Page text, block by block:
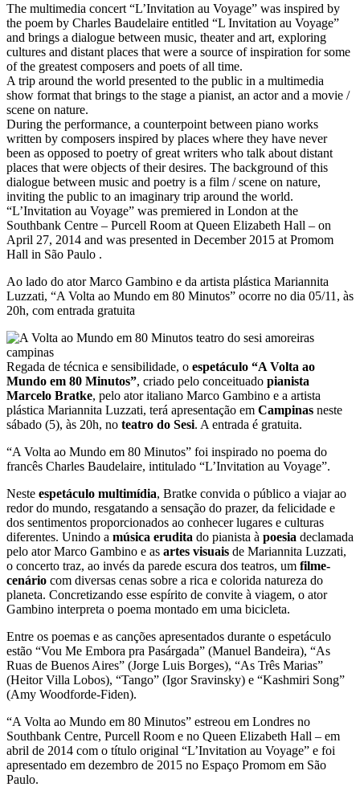
The multimedia concert “L’Invitation au Voyage” was inspired by
the poem by Charles Baudelaire entitled “L Invitation au Voyage”
and brings a dialogue between music, theater and art, exploring
cultures and distant places that were a source of inspiration for some
of the greatest composers and poets of all time.
A trip around the world presented to the public in a multimedia
show format that brings to the stage a pianist, an actor and a movie /
scene on nature.
During the performance, a counterpoint between piano works
written by composers inspired by places where they have never
been as opposed to poetry of great writers who talk about distant
places that were objects of their desires. The background of this
dialogue between music and poetry is a film / scene on nature,
inviting the public to an imaginary trip around the world.
“L’Invitation au Voyage” was premiered in London at the
Southbank Centre – Purcell Room at Queen Elizabeth Hall – on
April 27, 2014 and was presented in December 2015 at Promom
Hall in São Paulo .
Ao lado do ator Marco Gambino e da artista plástica Mariannita
Luzzati, “A Volta ao Mundo em 80 Minutos” ocorre no dia 05/11, às
20h, com entrada gratuita
Regada de técnica e sensibilidade, o espetáculo “A Volta ao
Mundo em 80 Minutos”, criado pelo conceituado pianista
Marcelo Bratke, pelo ator italiano Marco Gambino e a artista
plástica Mariannita Luzzati, terá apresentação em Campinas neste
sábado (5), às 20h, no teatro do Sesi. A entrada é gratuita.
“A Volta ao Mundo em 80 Minutos” foi inspirado no poema do
francês Charles Baudelaire, intitulado “L’Invitation au Voyage”.
Neste espetáculo multimídia, Bratke convida o público a viajar ao
redor do mundo, resgatando a sensação do prazer, da felicidade e
dos sentimentos proporcionados ao conhecer lugares e culturas
diferentes. Unindo a música erudita do pianista à poesia declamada
pelo ator Marco Gambino e as artes visuais de Mariannita Luzzati,
o concerto traz, ao invés da parede escura dos teatros, um filme-
cenário com diversas cenas sobre a rica e colorida natureza do
planeta. Concretizando esse espírito de convite à viagem, o ator
Gambino interpreta o poema montado em uma bicicleta.
Entre os poemas e as canções apresentados durante o espetáculo
estão “Vou Me Embora pra Pasárgada” (Manuel Bandeira), “As
Ruas de Buenos Aires” (Jorge Luis Borges), “As Três Marias”
(Heitor Villa Lobos), “Tango” (Igor Sravinsky) e “Kashmiri Song”
(Amy Woodforde-Fiden).
“A Volta ao Mundo em 80 Minutos” estreou em Londres no
Southbank Centre, Purcell Room e no Queen Elizabeth Hall – em
abril de 2014 com o título original “L’Invitation au Voyage” e foi
apresentado em dezembro de 2015 no Espaço Promom em São
Paulo.